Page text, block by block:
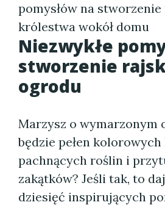
pomysłów na
królestwa wokół domu
Niezwykłe
stworzenie
ogrodu
Marzysz o wymarzonym
będzie pełen
pachnących roślin i
zakątków? Jeśli tak, to
dziesięć inspirujących